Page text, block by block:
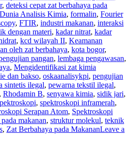
, deteksi cepat zat berbahaya pada
Dunia Analisis Kimia, formalin, Fourier
, FTIR, industri makanan, interaksi
dengan materi, kadar nitrat, kadar
, kcd wilayah II, Keamanan
oleh zat berbahaya, kota bogor,
pangan, lembaga pengawasan,
, Mengidentifikasi zat kimia
dan bakso, oskaanalisykpi, pengujian
sintetis ilegal, pewarna tekstil ilegal,
, Rhodamin B, senyawa kimia, sidik jari,
, spektroskopi inframerah,
Serapan Atom, Spektroskopi
makanan, struktur molekul, teknik
, Zat Berbahaya pada MakananLeave a